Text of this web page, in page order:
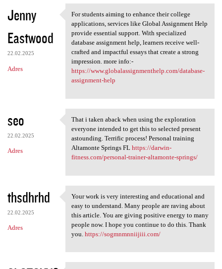
Jenny
Eastwood
22.02.2025
Adres
For students aiming to
For students aiming to enhance their college
applications, services like Global Assignment Help
provide essential support. With specialized
database assignment help, learners receive well-
crafted and impactful essays that create a strong
impression. more info:-
https://www.globalassignmenthelp.com/database-
assignment-help
seo
22.02.2025
Adres
That i taken aback when using
That i taken aback when using the exploration
everyone intended to get this to selected present
astounding. Terrific process! Personal training
Altamonte Springs FL https://darwin-
fitness.com/personal-trainer-altamonte-springs/
thsdhrhd
22.02.2025
Adres
Your work is very interesting
Your work is very interesting and educational and
easy to understand. Many people are raving about
this article. You are giving positive energy to many
people now. I hope you continue to do this. Thank
you. https://sogmnmnniijiii.com/